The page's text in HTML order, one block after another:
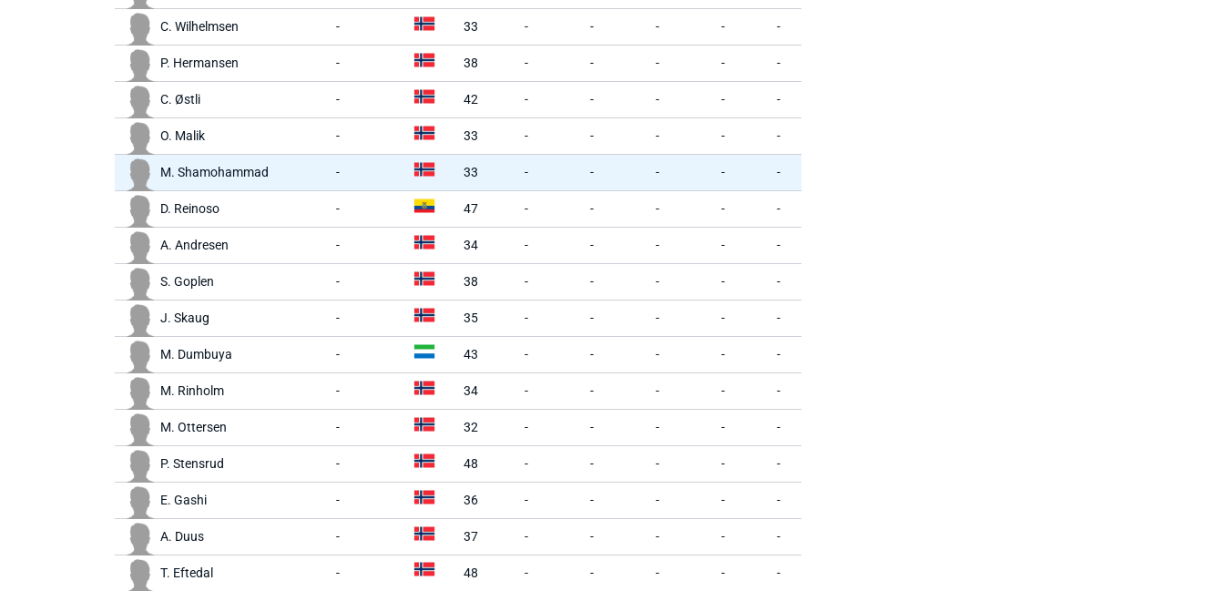
C. Wilhelmsen - 33 - - - - -
P. Hermansen - 38 - - - - -
C. Østli - 42 - - - - -
O. Malik - 33 - - - - -
M. Shamohammad - 33 - - - - -
D. Reinoso - 47 - - - - -
A. Andresen - 34 - - - - -
S. Goplen - 38 - - - - -
J. Skaug - 35 - - - - -
M. Dumbuya - 43 - - - - -
M. Rinholm - 34 - - - - -
M. Ottersen - 32 - - - - -
P. Stensrud - 48 - - - - -
E. Gashi - 36 - - - - -
A. Duus - 37 - - - - -
T. Eftedal - 48 - - - - -